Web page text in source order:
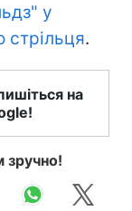
у
стрільця.
на
зручно!